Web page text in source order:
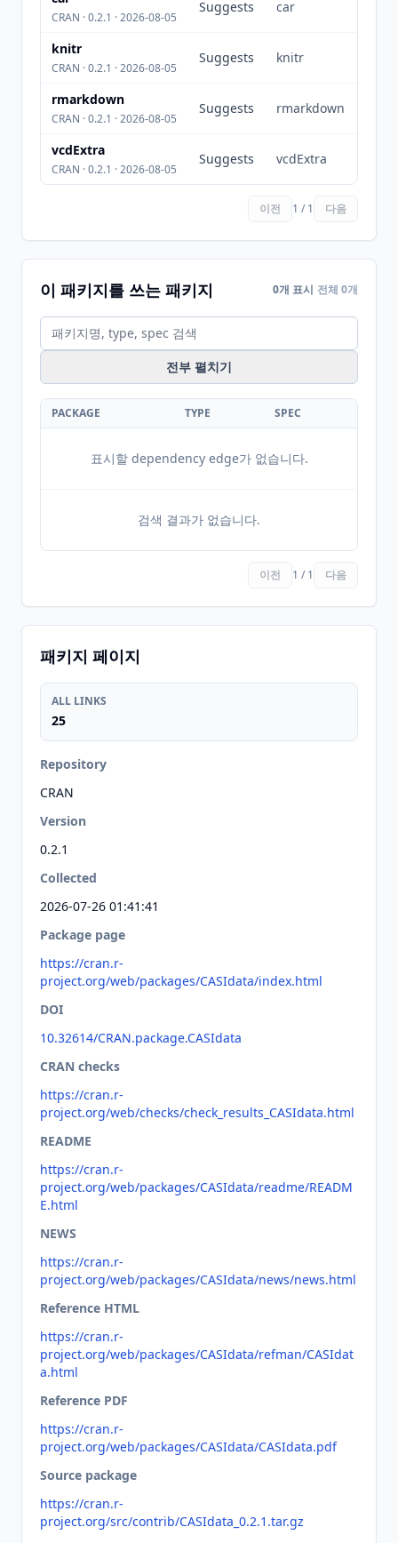
CRAN · 0.2.1 · 2026-08-05
Suggests car
knitr
CRAN · 0.2.1 · 2026-08-05
Suggests knitr
rmarkdown
CRAN · 0.2.1 · 2026-08-05
Suggests rmarkdown
vcdExtra
CRAN · 0.2.1 · 2026-08-05
Suggests vcdExtra
이전 1 / 1 다음
이 패키지를 쓰는 패키지 0개 표시 전체 0개
전부 펼치기
PACKAGE TYPE SPEC
표시할 dependency edge가 없습니다.
검색 결과가 없습니다.
이전 1 / 1 다음
패키지 페이지
ALL LINKS
25
Repository
CRAN
Version
0.2.1
Collected
2026-07-26 01:41:41
Package page
https://cran.r-
project.org/web/packages/CASIdata/index.html
DOI
10.32614/CRAN.package.CASIdata
CRAN checks
https://cran.r-
project.org/web/checks/check_results_CASIdata.html
README
https://cran.r-
project.org/web/packages/CASIdata/readme/READM
E.html
NEWS
https://cran.r-
project.org/web/packages/CASIdata/news/news.html
Reference HTML
https://cran.r-
project.org/web/packages/CASIdata/refman/CASIdat
a.html
Reference PDF
https://cran.r-
project.org/web/packages/CASIdata/CASIdata.pdf
Source package
https://cran.r-
project.org/src/contrib/CASIdata_0.2.1.tar.gz